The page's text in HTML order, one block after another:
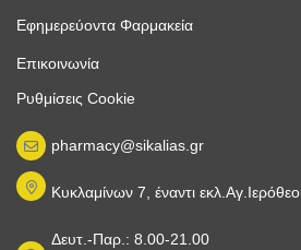
Εφημερεύοντα Φαρμακεία
Επικοινωνία
Ρυθμίσεις Cookie
pharmacy@sikalias.gr
Κυκλαμίνων 7, έναντι
Δευτ.-Παρ.: 8.00-21.00